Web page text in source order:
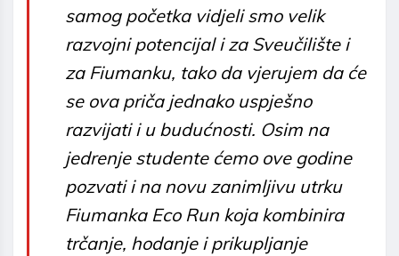
samog početka vidjeli smo velik
razvojni potencijal i za Sveučilište i
za Fiumanku, tako da vjerujem da će
se ova priča jednako uspješno
razvijati i u budućnosti. Osim na
jedrenje studente ćemo ove godine
pozvati i na novu zanimljivu utrku
Fiumanka Eco Run koja kombinira
trčanje, hodanje i prikupljanje